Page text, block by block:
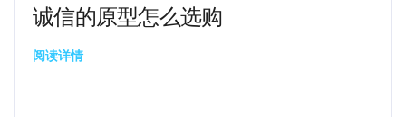
诚信的原型怎么选购
阅读详情